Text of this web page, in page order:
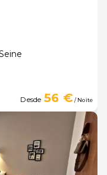
Desde 56 €/ Noite